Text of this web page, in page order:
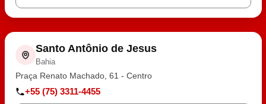
Santo Antônio de Jesus
Bahia
Praça Renato Machado, 61 - Centro
+55 (75) 3311-4455